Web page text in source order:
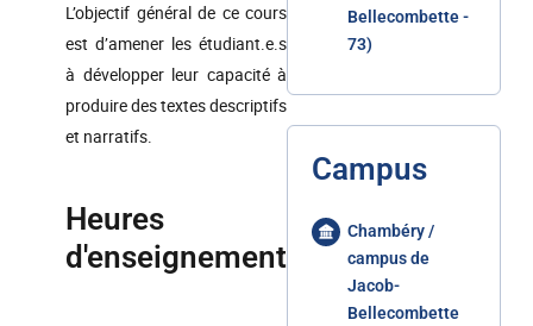
L’objectif général de ce cours
est d’amener les étudiant.e.s
à développer leur capacité à
produire des textes descriptifs
et narratifs.
Heures
d'enseignement
Bellecombette -
73)
Campus
Chambéry /
campus de
Jacob-
Bellecombette